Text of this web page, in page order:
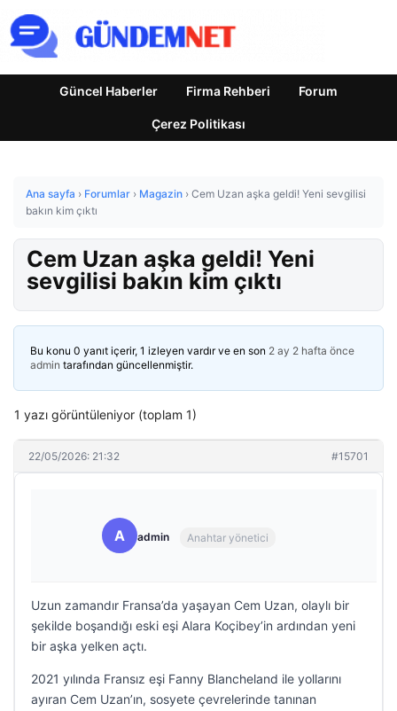
Güncel Haberler Firma Rehberi Forum
Çerez Politikası
Ana sayfa › Forumlar › Magazin › Cem Uzan aşka geldi! Yeni sevgilisi
bakın kim çıktı
Cem Uzan aşka geldi! Yeni
sevgilisi bakın kim çıktı
Bu konu 0 yanıt içerir, 1 izleyen vardır ve en son 2 ay 2 hafta önce
admin tarafından güncellenmiştir.
1 yazı görüntüleniyor (toplam 1)
22/05/2026: 21:32 #15701
A admin Anahtar yönetici
Uzun zamandır Fransa’da yaşayan Cem Uzan, olaylı bir
şekilde boşandığı eski eşi Alara Koçibey’in ardından yeni
bir aşka yelken açtı.
2021 yılında Fransız eşi Fanny Blancheland ile yollarını
ayıran Cem Uzan’ın, sosyete çevrelerinde tanınan